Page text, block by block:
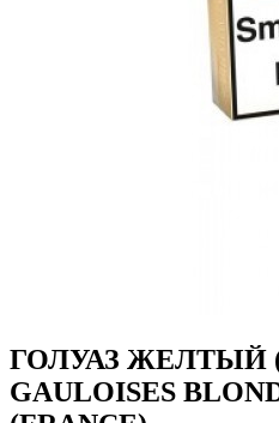
ГОЛУАЗ ЖЕЛТЫЙ
GAULOISES